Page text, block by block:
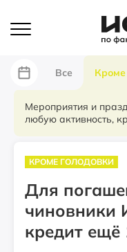
Все Кроме
Мероприятия и
любую активность,
КРОМЕ ГОЛОДОВКИ
Для
чиновники
кредит ещё